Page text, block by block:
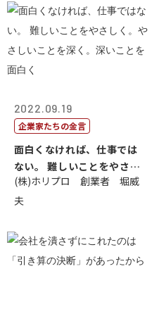
2022.09.19
企業家たちの金言
面白くなければ、仕事では
ない。 難しいことをやさし
く。やさし...
(株)ホリプロ 創業者 堀威
夫